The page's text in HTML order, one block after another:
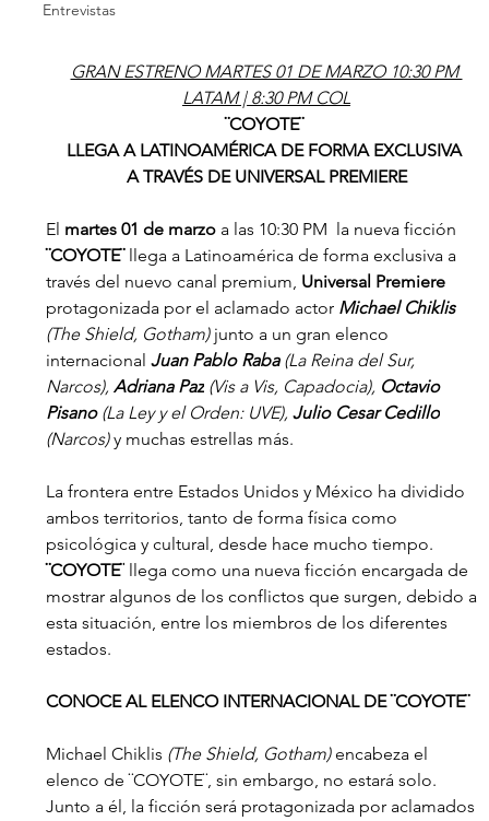
Entrevistas
GRAN ESTRENO MARTES 01 DE MARZO 10:30 PM
LATAM | 8:30 PM COL
¨COYOTE¨
LLEGA A LATINOAMÉRICA DE FORMA EXCLUSIVA
A TRAVÉS DE UNIVERSAL PREMIERE
El martes 01 de marzo a las 10:30 PM  la nueva ficción
¨COYOTE¨ llega a Latinoamérica de forma exclusiva a
través del nuevo canal premium, Universal Premiere
protagonizada por el aclamado actor Michael Chiklis
(The Shield, Gotham) junto a un gran elenco
internacional Juan Pablo Raba (La Reina del Sur,
Narcos), Adriana Paz (Vis a Vis, Capadocia), Octavio
Pisano (La Ley y el Orden: UVE), Julio Cesar Cedillo
(Narcos) y muchas estrellas más.
La frontera entre Estados Unidos y México ha dividido
ambos territorios, tanto de forma física como
psicológica y cultural, desde hace mucho tiempo.
¨COYOTE¨ llega como una nueva ficción encargada de
mostrar algunos de los conflictos que surgen, debido a
esta situación, entre los miembros de los diferentes
estados.
CONOCE AL ELENCO INTERNACIONAL DE ¨COYOTE¨
Michael Chiklis (The Shield, Gotham) encabeza el
elenco de ¨COYOTE¨, sin embargo, no estará solo.
Junto a él, la ficción será protagonizada por aclamados